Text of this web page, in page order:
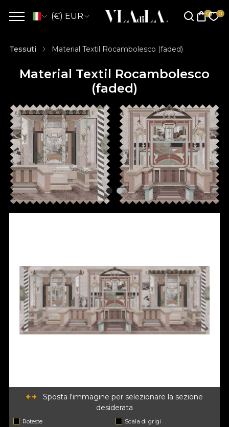
(€) EUR
Tessuti Material Textil Rocambolesco (faded)
Material Textil Rocambolesco
(faded)
Sposta l'immagine per selezionare la sezione
desiderata
Rotește
Scala di grigi